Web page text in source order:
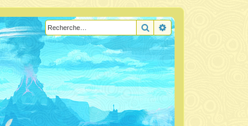
RechercherRecherche avancée